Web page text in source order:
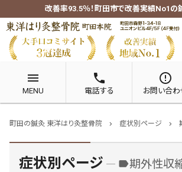
改善率93.5％！町田市で改善実績No1の
menu
MENU
phone
電話する
error_outline
お問い合わ
町田の鍼灸 東洋はり灸整骨院 chevron_right 症状別ページ chevron_right
症状別ページ label期外性収